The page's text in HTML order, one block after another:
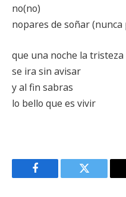
no(no)
nopares de soñar (nunca
que una noche la tristeza
se ira sin avisar
y al fin sabras
lo bello que es vivir
Facebook Twitter